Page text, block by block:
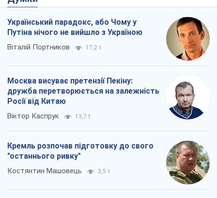
Український парадокс, або Чому у
Путіна нічого не вийшло з Україною
Віталій Портников 17,2 т.
Москва висуває претензії Пекіну:
дружба перетворюється на залежність
Росії від Китаю
Віктор Каспрук 13,7 т.
Кремль розпочав підготовку до свого
"останнього ривку"
Костянтин Машовець 3,5 т.